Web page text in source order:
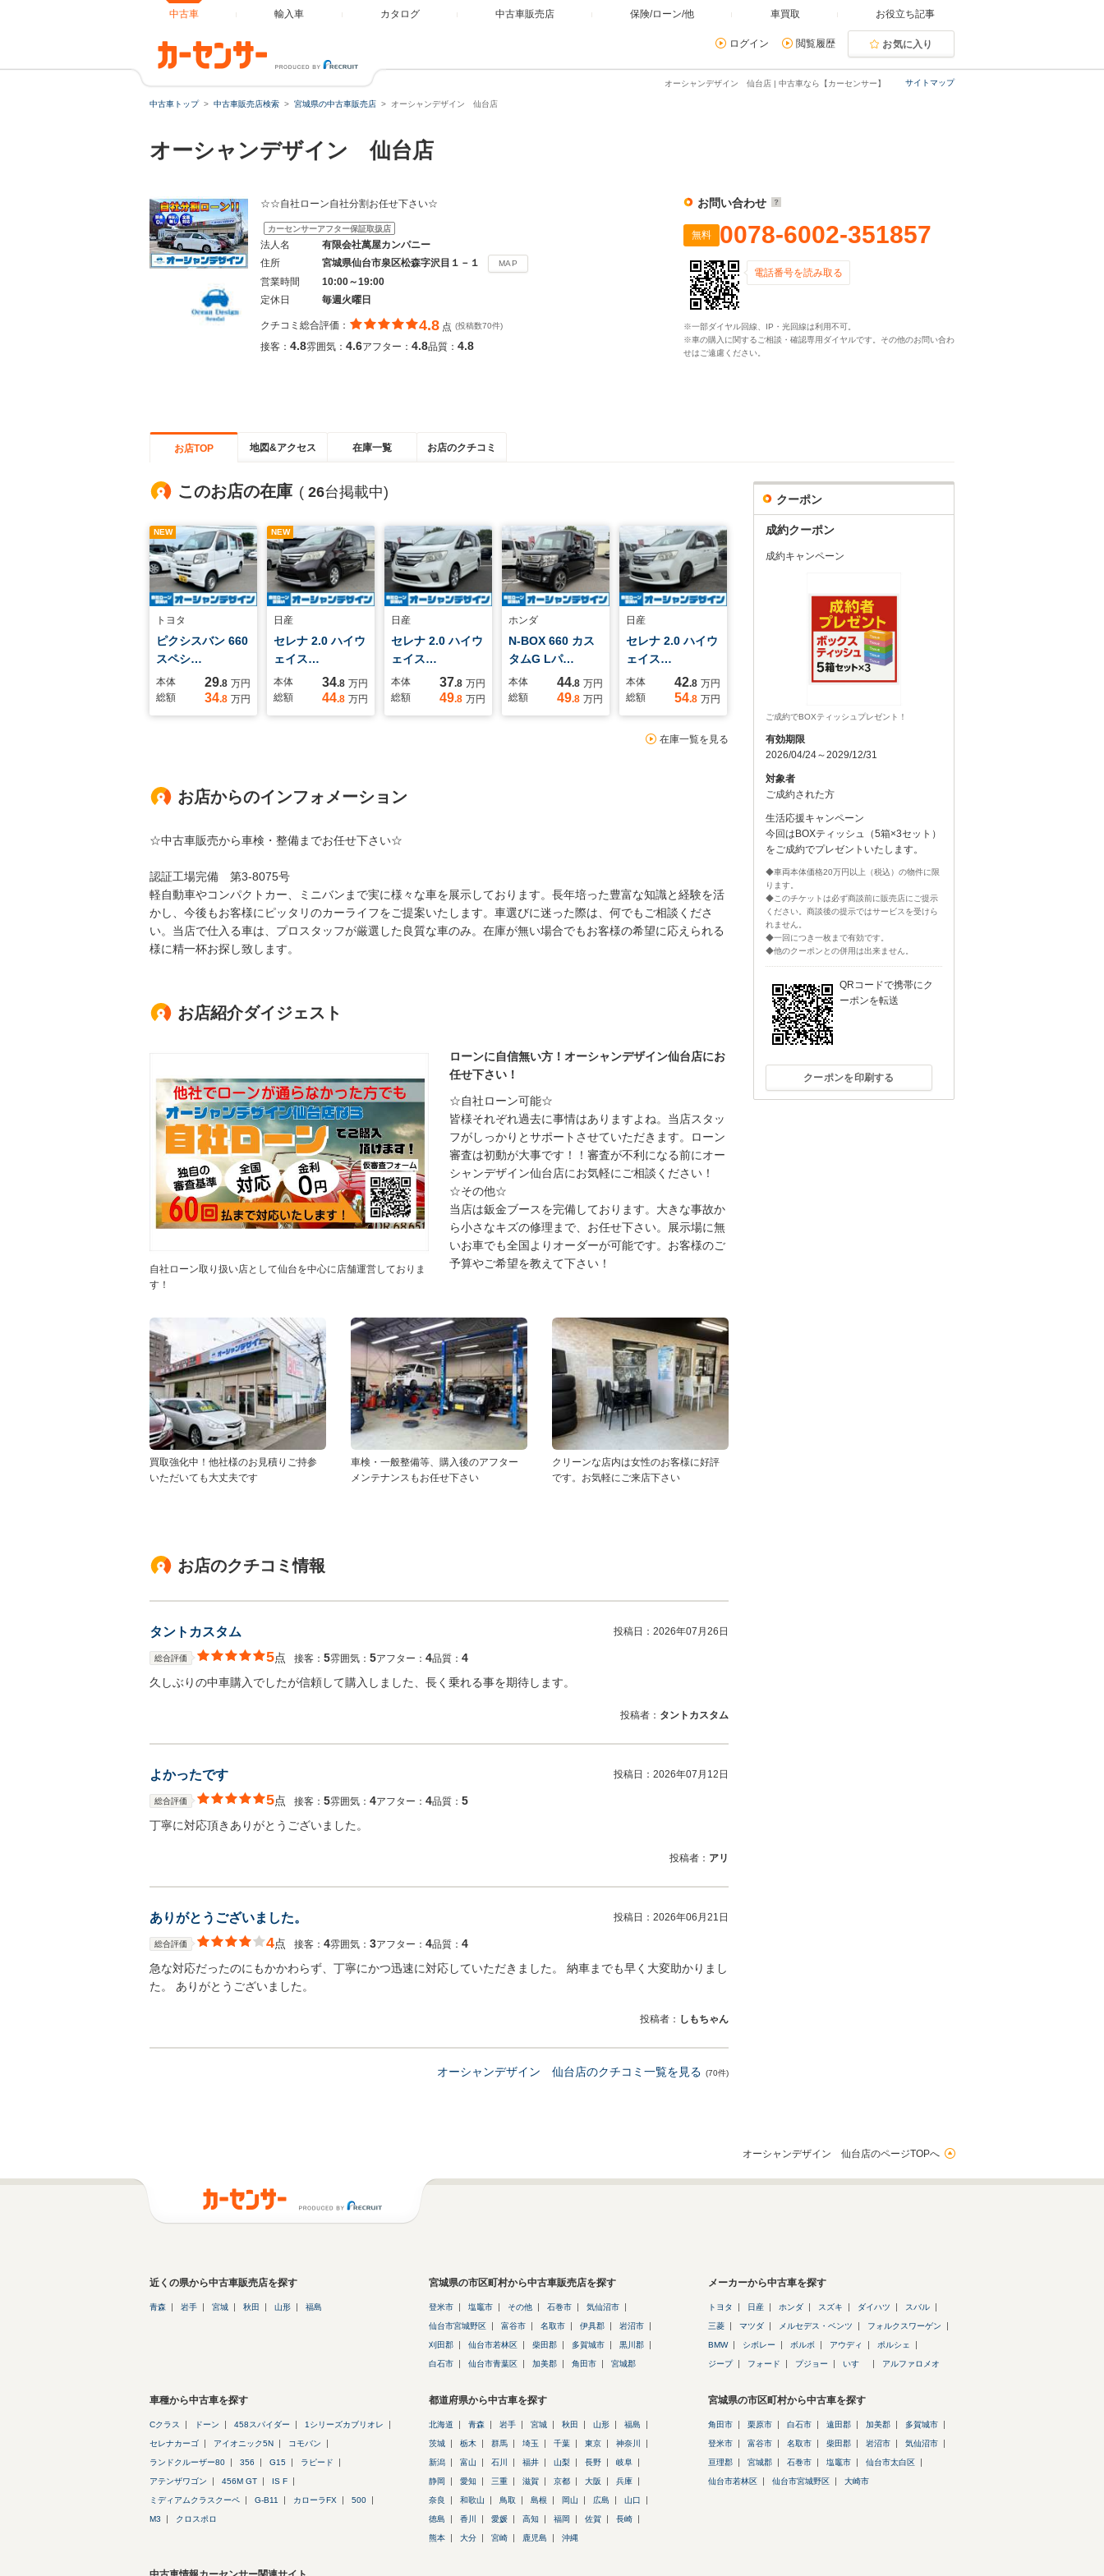
中古車 輸入車 カタログ 中古車販売店 保険/ローン/他 車買取 お役立ち記事
ログイン 閲覧履歴 お気に入り
サイトマップ
オーシャンデザイン 仙台店 | 中古車なら【カーセンサー】
中古車トップ 中古車販売店検索 宮城県の中古車販売店 オーシャンデザイン 仙台店
オーシャンデザイン 仙台店
☆☆自社ローン自社分割お任せ下さい☆
カーセンサーアフター保証取扱店
法人名
有限会社萬屋カンパニー
住所
宮城県仙台市泉区松森字沢目１－１ MAP
営業時間
10:00～19:00
定休日
毎週火曜日
クチコミ総合評価： 4.8 点 (投稿数70件)
接客： 4.8雰囲気： 4.6アフター： 4.8品質： 4.8
お問い合わせ
無料 0078-6002-351857
電話番号を読み取る
※一部ダイヤル回線、IP・光回線は利用不可。
※車の購入に関するご相談・確認専用ダイヤルです。その他のお問い合わ
せはご遠慮ください。
お店TOP 地図&アクセス 在庫一覧 お店のクチコミ
このお店の在庫 ( 26台掲載中)
NEW
トヨタ
ピクシスバン 660
スペシ…
本体 29.8 万円
総額
34.8 万円
NEW
日産
セレナ 2.0 ハイウ
ェイス…
本体 34.8 万円
総額
44.8 万円
日産
セレナ 2.0 ハイウ
ェイス…
本体 37.8 万円
総額
49.8 万円
ホンダ
N-BOX 660 カス
タムG Lパ…
本体 44.8 万円
総額
49.8 万円
日産
セレナ 2.0 ハイウ
ェイス…
本体 42.8 万円
総額
54.8 万円
在庫一覧を見る
お店からのインフォメーション
☆中古車販売から車検・整備までお任せ下さい☆
認証工場完備 第3-8075号
軽自動車やコンパクトカー、ミニバンまで実に様々な車を展示しております。長年培った豊富な知識と経験を活
かし、今後もお客様にピッタリのカーライフをご提案いたします。車選びに迷った際は、何でもご相談くださ
い。当店で仕入る車は、プロスタッフが厳選した良質な車のみ。在庫が無い場合でもお客様の希望に応えられる
様に精一杯お探し致します。
お店紹介ダイジェスト
自社ローン取り扱い店として仙台を中心に店舗運営しておりま
す！
ローンに自信無い方！オーシャンデザイン仙台店にお
任せ下さい！
☆自社ローン可能☆
皆様それぞれ過去に事情はありますよね。当店スタッ
フがしっかりとサポートさせていただきます。ローン
審査は初動が大事です！！審査が不利になる前にオー
シャンデザイン仙台店にお気軽にご相談ください！
☆その他☆
当店は鈑金ブースを完備しております。大きな事故か
ら小さなキズの修理まで、お任せ下さい。展示場に無
いお車でも全国よりオーダーが可能です。お客様のご
予算やご希望を教えて下さい！
買取強化中！他社様のお見積りご持参
いただいても大丈夫です
車検・一般整備等、購入後のアフター
メンテナンスもお任せ下さい
クリーンな店内は女性のお客様に好評
です。お気軽にご来店下さい
お店のクチコミ情報
タントカスタム 投稿日： 2026年07月26日
総合評価 5点 接客： 5雰囲気： 5アフター： 4品質： 4
久しぶりの中車購入でしたが信頼して購入しました、長く乗れる事を期待します。
投稿者： タントカスタム
よかったです 投稿日： 2026年07月12日
総合評価 5点 接客： 5雰囲気： 4アフター： 4品質： 5
丁寧に対応頂きありがとうございました。
投稿者： アリ
ありがとうございました。 投稿日： 2026年06月21日
総合評価 4点 接客： 4雰囲気： 3アフター： 4品質： 4
急な対応だったのにもかかわらず、丁寧にかつ迅速に対応していただきました。 納車までも早く大変助かりまし
た。 ありがとうございました。
投稿者： しもちゃん
オーシャンデザイン 仙台店のクチコミ一覧を見る (70件)
クーポン
成約クーポン
成約キャンペーン
ご成約でBOXティッシュプレゼント！
有効期限
2026/04/24～2029/12/31
対象者
ご成約された方
生活応援キャンペーン
今回はBOXティッシュ（5箱×3セット）
をご成約でプレゼントいたします。
◆車両本体価格20万円以上（税込）の物件に限
ります。
◆このチケットは必ず商談前に販売店にご提示
ください。商談後の提示ではサービスを受けら
れません。
◆一回につき一枚まで有効です。
◆他のクーポンとの併用は出来ません。
QRコードで携帯にク
ーポンを転送
クーポンを印刷する
オーシャンデザイン 仙台店のページTOPへ
近くの県から中古車販売店を探す
青森 岩手 宮城 秋田 山形 福島
宮城県の市区町村から中古車販売店を探す
登米市 塩竈市 その他 石巻市 気仙沼市
仙台市宮城野区 富谷市 名取市 伊具郡 岩沼市
刈田郡 仙台市若林区 柴田郡 多賀城市 黒川郡
白石市 仙台市青葉区 加美郡 角田市 宮城郡
メーカーから中古車を探す
トヨタ 日産 ホンダ スズキ ダイハツ スバル
三菱 マツダ メルセデス・ベンツ フォルクスワーゲン
BMW シボレー ボルボ アウディ ポルシェ
ジープ フォード プジョー いすゞ アルファロメオ
車種から中古車を探す
Cクラス ドーン 458スパイダー 1シリーズカブリオレ
セレナカーゴ アイオニック5N コモバン
ランドクルーザー80 356 G15 ラピード
アテンザワゴン 456M GT IS F
ミディアムクラスクーペ G-B11 カローラFX 500
M3 クロスポロ
都道府県から中古車を探す
北海道 青森 岩手 宮城 秋田 山形 福島
茨城 栃木 群馬 埼玉 千葉 東京 神奈川
新潟 富山 石川 福井 山梨 長野 岐阜
静岡 愛知 三重 滋賀 京都 大阪 兵庫
奈良 和歌山 鳥取 島根 岡山 広島 山口
徳島 香川 愛媛 高知 福岡 佐賀 長崎
熊本 大分 宮崎 鹿児島 沖縄
宮城県の市区町村から中古車を探す
角田市 栗原市 白石市 遠田郡 加美郡 多賀城市
登米市 富谷市 名取市 柴田郡 岩沼市 気仙沼市
亘理郡 宮城郡 石巻市 塩竈市 仙台市太白区
仙台市若林区 仙台市宮城野区 大崎市